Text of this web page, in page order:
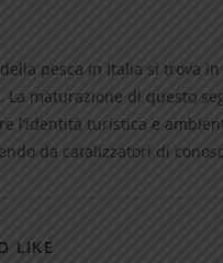
pesca in Italia si trova
La maturazione di questo
l’identità turistica e
da catalizzatori di
LIKE